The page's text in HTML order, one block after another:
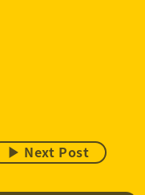
▶ Next Post